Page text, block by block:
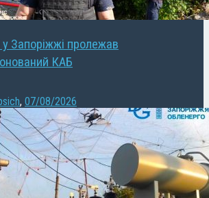
у Запоріжжі пролежав
КАБ
, 07/08/2026